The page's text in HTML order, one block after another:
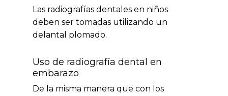
Las radiografías dentales en niños
deben ser tomadas utilizando un
delantal plomado.
Uso de radiografía dental en
embarazo
De la misma manera que con los